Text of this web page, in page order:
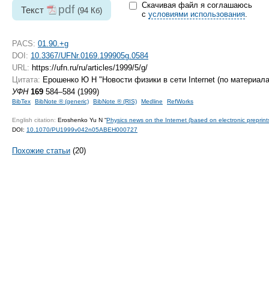
Текст pdf (94 Кб)
Скачивая файл я соглашаюсь
с условиями использования.
PACS: 01.90.+g
DOI: 10.3367/UFNr.0169.199905g.0584
URL: https://ufn.ru/ru/articles/1999/5/g/
Цитата: Ерошенко Ю Н "Новости физики в сети Internet (по
УФН 169 584–584 (1999)
BibTex BibNote ® (generic) BibNote ® (RIS) Medline RefWorks
English citation: Eroshenko Yu N “Physics news on the Internet (based on electronic
DOI: 10.1070/PU1999v042n05ABEH000727
Похожие статьи (20)